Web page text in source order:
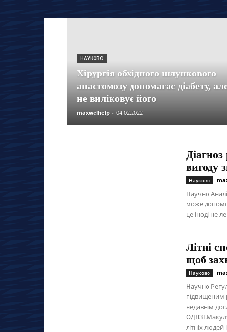
НАУКОВО
Хірургія обхідного шлункового
анастомозу допомагає діабету,
не виліковує його
maxwelhelp - 04.02.2022
вигоду
Науково
Научно
може
це іноді не
Літні
щоб
Науково
Научно
підвищеним
недавнім
літніх